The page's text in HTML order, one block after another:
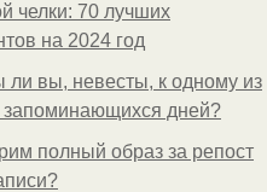
челки: 70 лучших
на 2024 год
ли вы, невесты, к одному из
дней?
полный образ за репост